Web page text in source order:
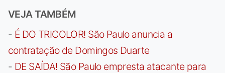
VEJA TAMBÉM
- É DO TRICOLOR! São Paulo anuncia a
contratação de Domingos Duarte
- DE SAÍDA! São Paulo empresta atacante para